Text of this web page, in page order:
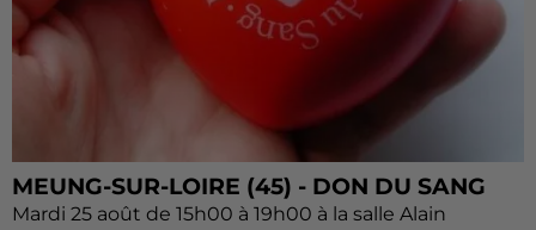
MEUNG-SUR-LOIRE (45) - DON DU SANG
Mardi 25 août de 15h00 à 19h00 à la salle Alain